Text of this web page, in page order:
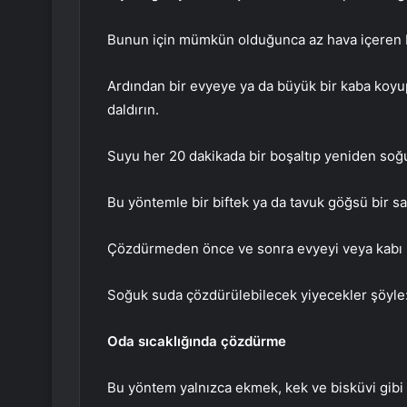
Bunun için mümkün olduğunca az hava
Ardından bir evyeye ya da büyük bir kaba
daldırın.
Suyu her 20 dakikada bir boşaltıp yeniden
Bu yöntemle bir biftek ya da tavuk göğsü bir
Çözdürmeden önce ve sonra evyeyi veya
Soğuk suda çözdürülebilecek yiyecekler
Oda sıcaklığında çözdürme
Bu yöntem yalnızca ekmek, kek ve bisküvi